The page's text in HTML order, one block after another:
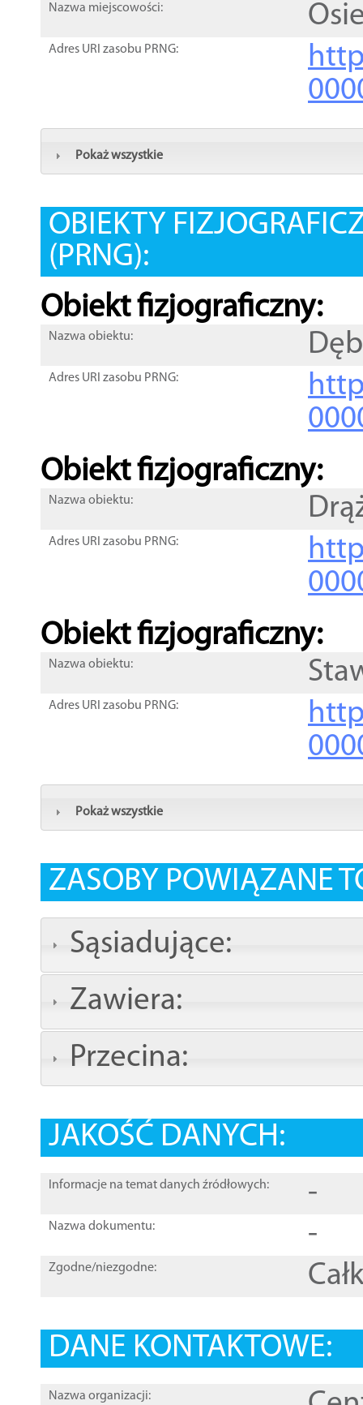
Nazwa miejscowości:
Adres URI zasobu PRNG:
Pokaż wszystkie
OBIEKTY
(PRNG):
Obiekt fizjograficzny:
Nazwa obiektu:
Adres URI zasobu PRNG:
Obiekt fizjograficzny:
Nazwa obiektu:
Adres URI zasobu PRNG:
Obiekt fizjograficzny:
Nazwa obiektu:
Adres URI zasobu PRNG:
Pokaż wszystkie
ZASOBY POWIĄZANE
Sąsiadujące:
Zawiera:
Przecina:
JAKOŚĆ DANYCH:
Informacje na temat danych źródłowych: -
Nazwa dokumentu: -
Zgodne/niezgodne:
DANE KONTAKTOWE:
Nazwa organizacji: